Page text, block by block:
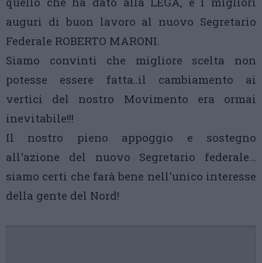
auguri di buon lavoro al nuovo Segretario
Federale ROBERTO MARONI.
Siamo convinti che migliore scelta non
potesse essere fatta..il cambiamento ai
vertici del nostro Movimento era ormai
inevitabile!!!
Il nostro pieno appoggio e sostegno
all'azione del nuovo Segretario federale…
siamo certi che farà bene nell'unico interesse
della gente del Nord!